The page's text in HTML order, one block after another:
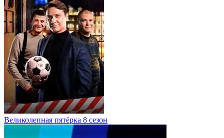
Великолепная пятёрка 8 сезон